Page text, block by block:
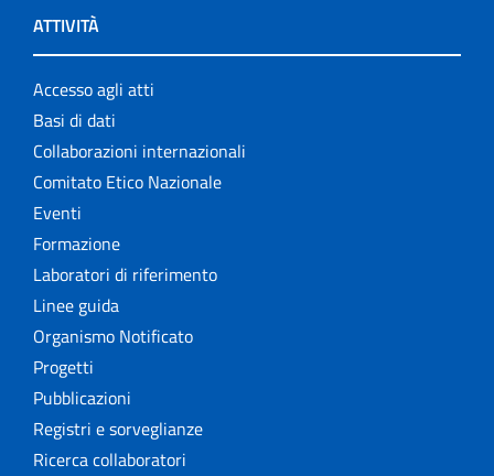
ATTIVITÀ
Accesso agli atti
Basi di dati
Collaborazioni internazionali
Comitato Etico Nazionale
Eventi
Formazione
Laboratori di riferimento
Linee guida
Organismo Notificato
Progetti
Pubblicazioni
Registri e sorveglianze
Ricerca collaboratori